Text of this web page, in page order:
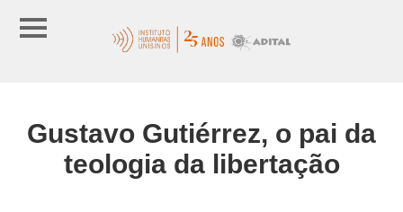
Gustavo Gutiérrez, o pai da
teologia da libertação